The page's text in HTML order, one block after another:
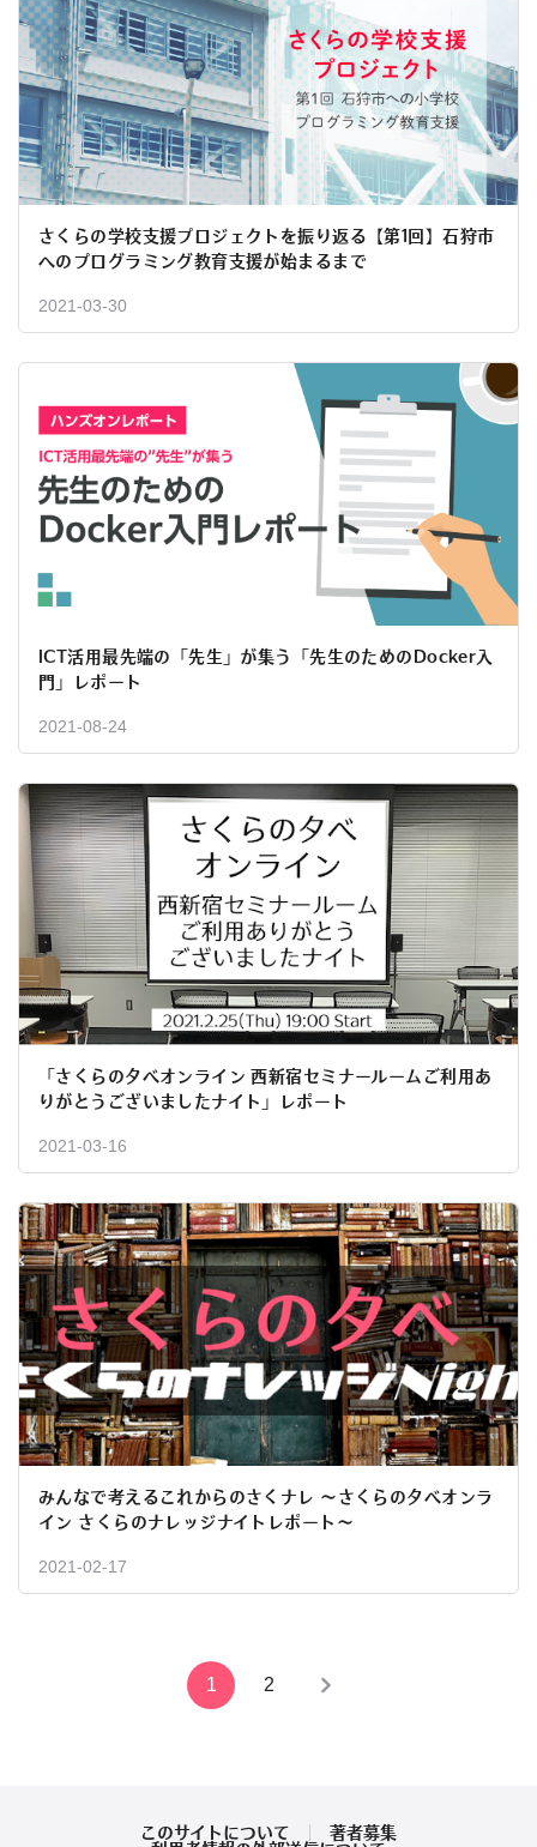
さくらの学校支援プロジェクトを振り返る【第1回】石狩市
へのプログラミング教育支援が始まるまで
2021-03-30
ICT活用最先端の「先生」が集う「先生のためのDocker入
門」レポート
2021-08-24
「さくらの夕べオンライン 西新宿セミナールームご利用あ
りがとうございましたナイト」レポート
2021-03-16
みんなで考えるこれからのさくナレ 〜さくらの夕べオンラ
イン さくらのナレッジナイトレポート〜
2021-02-17
1 2
このサイトについて
著者募集